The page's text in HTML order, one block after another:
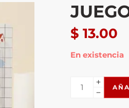
$ 13.00
En existencia